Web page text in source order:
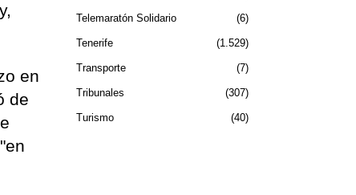
en
de
Telemaratón Solidario 6
Tenerife 1.529
Transporte 7
Tribunales 307
Turismo 40